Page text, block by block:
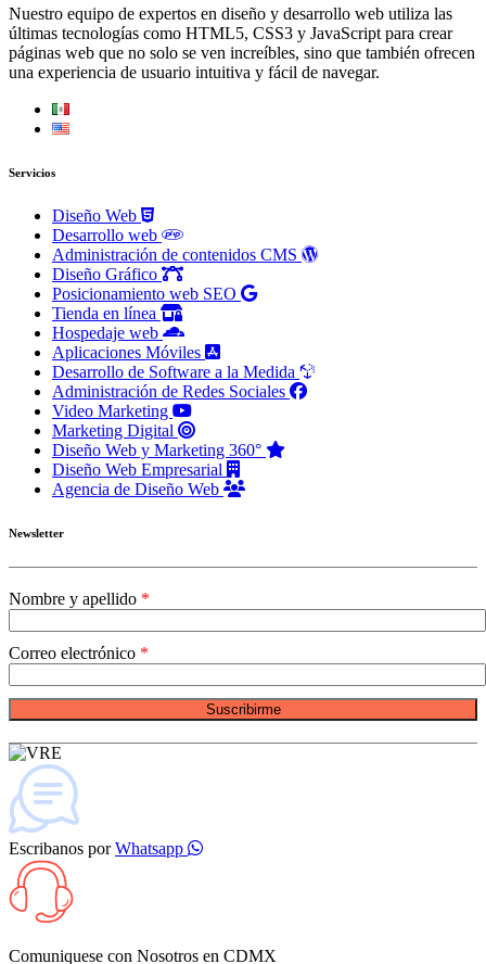
Nuestro equipo de expertos en diseño y desarrollo web utiliza las
últimas tecnologías como HTML5, CSS3 y JavaScript para crear
páginas web que no solo se ven increíbles, sino que también ofrecen
una experiencia de usuario intuitiva y fácil de navegar.
Servicios
Diseño Web
Desarrollo web
Administración de contenidos CMS
Diseño Gráfico
Posicionamiento web SEO
Tienda en línea
Hospedaje web
Aplicaciones Móviles
Desarrollo de Software a la Medida
Administración de Redes Sociales
Video Marketing
Marketing Digital
Diseño Web y Marketing 360°
Diseño Web Empresarial
Agencia de Diseño Web
Newsletter
Nombre y apellido
Correo electrónico
Suscribirme
Escribanos porWhatsapp
Comuniquese con Nosotros en CDMX